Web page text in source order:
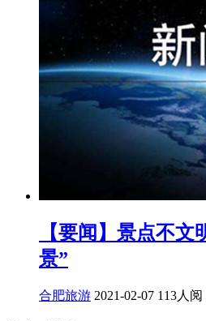
【要闻】景点不
景”
合肥旅游 2021-02-07 113人阅